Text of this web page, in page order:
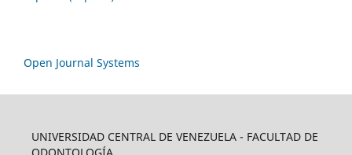
Open Journal Systems
UNIVERSIDAD CENTRAL DE VENEZUELA - FACULTAD DE